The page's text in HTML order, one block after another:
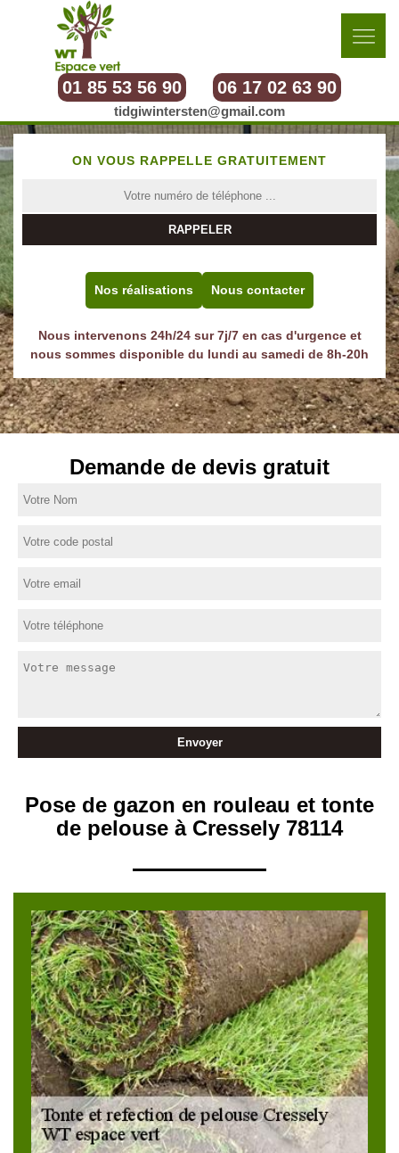
01 85 53 56 90 06 17 02 63 90
tidgiwintersten@gmail.com
ON VOUS RAPPELLE GRATUITEMENT
Nos réalisations Nous contacter
Nous intervenons 24h/24 sur 7j/7 en cas d'urgence et
nous sommes disponible du lundi au samedi de 8h-20h
Demande de devis gratuit
Pose de gazon en rouleau et tonte
de pelouse à Cressely 78114